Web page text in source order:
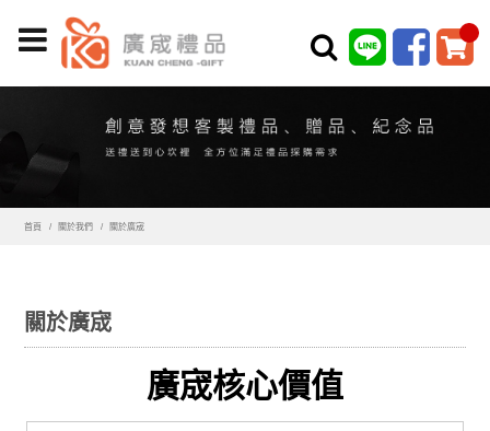
首頁 關於我們 關於廣宬
關於廣宬
廣宬核心價值